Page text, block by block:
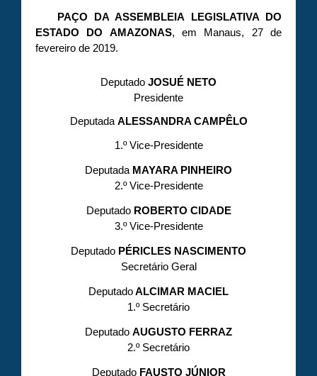
PAÇO DA ASSEMBLEIA LEGISLATIVA DO
ESTADO DO AMAZONAS, em Manaus, 27 de
fevereiro de 2019.
Deputado JOSUÉ NETO
Presidente
Deputada ALESSANDRA CAMPÊLO
1.º Vice-Presidente
Deputada MAYARA PINHEIRO
2.º Vice-Presidente
DeputadoROBERTO CIDADE
3.º Vice-Presidente
Deputado PÉRICLES NASCIMENTO
Secretário Geral
DeputadoALCIMAR MACIEL
1.º Secretário
Deputado AUGUSTO FERRAZ
2.º Secretário
DeputadoFAUSTO JÚNIOR